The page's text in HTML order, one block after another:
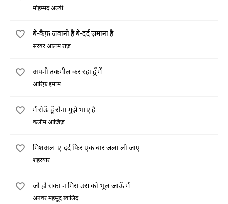
मोहम्मद अल्वी
बे-कैफ़ जवानी है बे-दर्द ज़माना है
सरवर आलम राज़
अपनी तकमील कर रहा हूँ मैं
आरिफ़ इमाम
मैं रोऊँ हूँ रोना मुझे भाए है
कलीम आजिज़
मिशअल-ए-दर्द फिर एक बार जला ली जाए
शहरयार
जो हो सका न मिरा उस को भूल जाऊँ मैं
अनवर महमूद खालिद